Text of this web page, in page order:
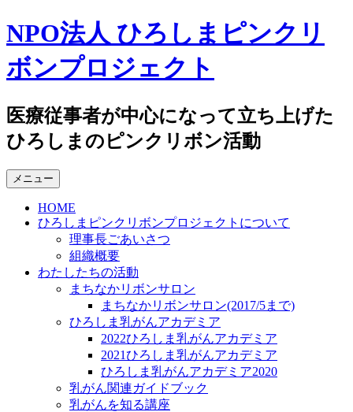
コ
ン
テ
ン
へ
ス
キ
プ
NPO法人 ひろしまピンクリ
ボンプロジェクト
医療従事者が中心になって立ち上げた
ひろしまのピンクリボン活動
メニュー
HOME
ひろしまピンクリボンプロジェクトについて
理事長ごあいさつ
組織概要
わたしたちの活動
まちなかリボンサロン
まちなかリボンサロン(2017/5まで)
ひろしま乳がんアカデミア
2022ひろしま乳がんアカデミア
2021ひろしま乳がんアカデミア
ひろしま乳がんアカデミア2020
乳がん関連ガイドブック
乳がんを知る講座